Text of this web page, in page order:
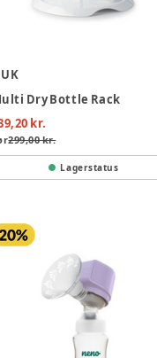
Dry Bottle Rack
kr.
299,00 kr.
Lagerstatus